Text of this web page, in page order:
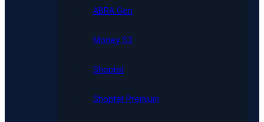
ABRA Gen
Money S3
Shoptet
Shoptet Premium